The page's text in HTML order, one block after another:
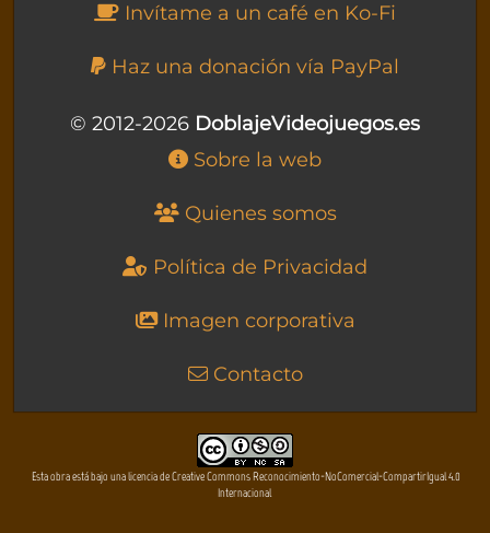
Invítame a un café en Ko-Fi
Haz una donación vía PayPal
© 2012-2026 DoblajeVideojuegos.es
Sobre la web
Quienes somos
Política de Privacidad
Imagen corporativa
Contacto
Esta obra está bajo una licencia de Creative Commons Reconocimiento-NoComercial-CompartirIgual 4.0
Internacional